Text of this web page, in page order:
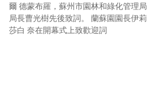
爾 德蒙布羅，蘇州市園林和綠化管理局
局長曹光樹先後致詞。 蘭蘇園園長伊莉
莎白 奈在開幕式上致歡迎詞